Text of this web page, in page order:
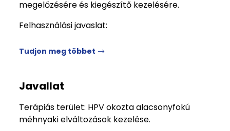
megelőzésére és kiegészítő kezelésére.
Felhasználási javaslat:
Tudjon meg többet
Javallat
Terápiás terület: HPV okozta alacsonyfokú
méhnyaki elváltozások kezelése.